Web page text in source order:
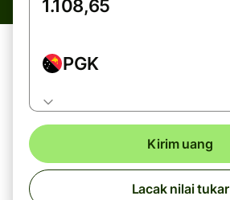
PGK
Kirim uang
Lacak nilai tukar